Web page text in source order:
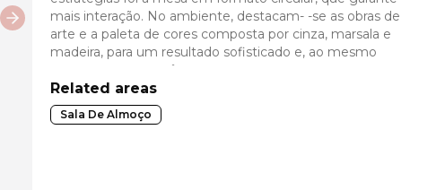
Next slide
mais interação. No ambiente, destacam- -se as obras de
arte e a paleta de cores composta por cinza, marsala e
madeira, para um resultado sofisticado e, ao mesmo
tempo, contemporâneo.
Related areas
Sala De Almoço